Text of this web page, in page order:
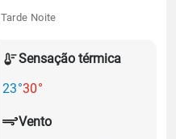
Tarde Noite
Sensação térmica
23°30°
Vento